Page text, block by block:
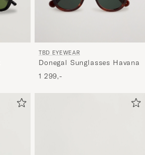
TBD EYEWEAR
Donegal Sunglasses Havana
1 299,-